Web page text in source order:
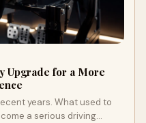
Upgrade for a More
years. What used to
a serious driving